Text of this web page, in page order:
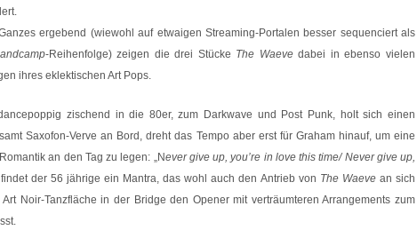
ergebend (wiewohl auf etwaigen Streaming-Portalen besser sequenciert als
-Reihenfolge) zeigen die drei Stücke The Waevedabei in ebenso vielen
ihres eklektischen Art Pops.
zischend in die 80er, zum Darkwave und Post Punk, holt sich einen
Saxofon-Verve an Bord, dreht das Tempo aber erst für Graham hinauf, um eine
an den Tag zu legen: „Never give up, you’re in love this time/ Never give up,
findet der 56 jährige ein Mantra, das wohl auch den Antrieb von The Waevean sich
Noir-Tanzfläche in der Bridge den Opener mit verträumteren Arrangements zum